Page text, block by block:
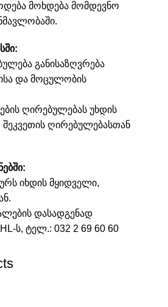
მოხდება მომდევნო
განისაზღვრება
და მოცულობის
ღირებულებას უხდის
ღირებულებასთან
იხდის მყიდველი,
დასადგენად
ს, ტელ.: 032 2 69 60 60